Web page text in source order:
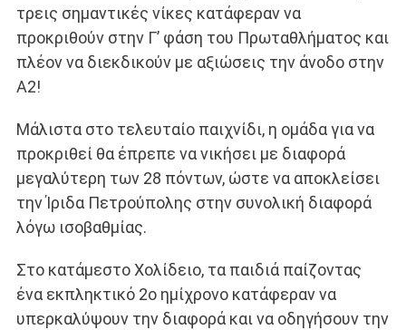
τρεις σημαντικές νίκες κατάφεραν να
προκριθούν στην Γ’ φάση του Πρωταθλήματος και
πλέον να διεκδικούν με αξιώσεις την άνοδο στην
Α2!
Μάλιστα στο τελευταίο παιχνίδι, η ομάδα για να
προκριθεί θα έπρεπε να νικήσει με διαφορά
μεγαλύτερη των 28 πόντων, ώστε να αποκλείσει
την Ίριδα Πετρούπολης στην συνολική διαφορά
λόγω ισοβαθμίας.
Στο κατάμεστο Χολίδειο, τα παιδιά παίζοντας
ένα εκπληκτικό 2ο ημίχρονο κατάφεραν να
υπερκαλύψουν την διαφορά και να οδηγήσουν την